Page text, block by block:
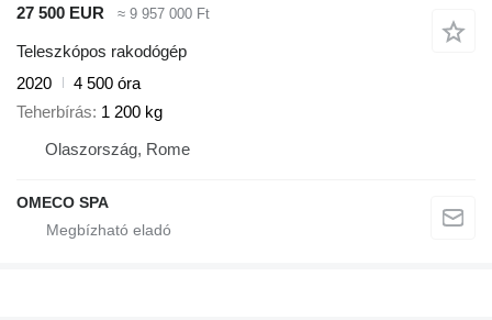
27 500 EUR
≈ 9 957 000 Ft
Teleszkópos rakodógép
2020
4 500 óra
Teherbírás 1 200 kg
Olaszország, Rome
OMECO SPA